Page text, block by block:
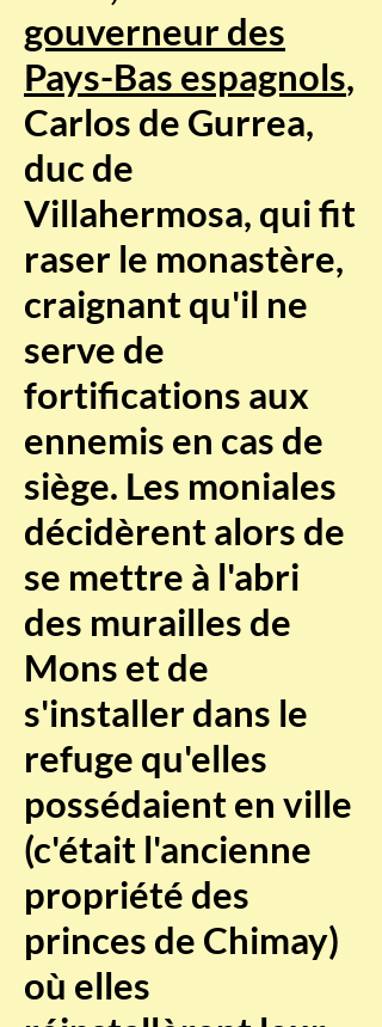
gouverneur des
Pays-Bas espagnols,
Carlos de Gurrea,
duc de
Villahermosa, qui fit
raser le monastère,
craignant qu'il ne
serve de
fortifications aux
ennemis en cas de
siège. Les moniales
décidèrent alors de
se mettre à l'abri
des murailles de
Mons et de
s'installer dans le
refuge qu'elles
possédaient en ville
(c'était l'ancienne
propriété des
princes de Chimay)
où elles